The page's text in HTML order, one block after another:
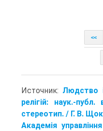
<<
Источник: Людство
релігій: наук.-
стереотип. / Г. В.
Академія